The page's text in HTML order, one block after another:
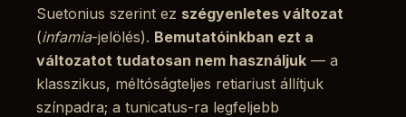
Suetonius szerint ez szégyenletes változat
(infamia-jelölés). Bemutatóinkban ezt a
változatot tudatosan nem használjuk — a
klasszikus, méltóságteljes retiariust állítjuk
színpadra; a tunicatus-ra legfeljebb